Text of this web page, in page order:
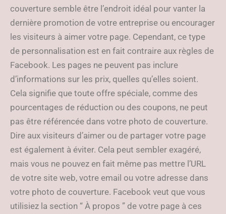
couverture semble être l’endroit idéal pour vanter la
dernière promotion de votre entreprise ou encourager
les visiteurs à aimer votre page. Cependant, ce type
de personnalisation est en fait contraire aux règles de
Facebook. Les pages ne peuvent pas inclure
d’informations sur les prix, quelles qu’elles soient.
Cela signifie que toute offre spéciale, comme des
pourcentages de réduction ou des coupons, ne peut
pas être référencée dans votre photo de couverture.
Dire aux visiteurs d’aimer ou de partager votre page
est également à éviter. Cela peut sembler exagéré,
mais vous ne pouvez en fait même pas mettre l’URL
de votre site web, votre email ou votre adresse dans
votre photo de couverture. Facebook veut que vous
utilisiez la section “ À propos ” de votre page à ces